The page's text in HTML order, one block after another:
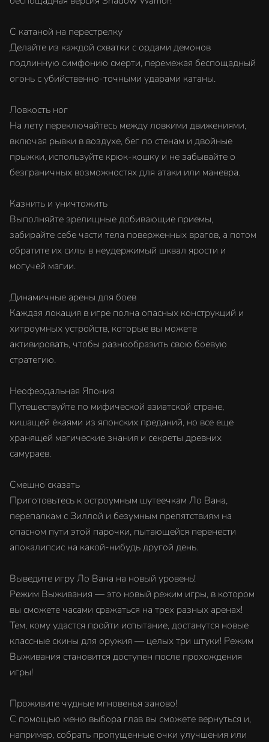
С катаной на перестрелку
Делайте из каждой схватки с ордами демонов
подлинную симфонию смерти, перемежая беспощадный
огонь с убийственно-точными ударами катаны.
Ловкость ног
На лету переключайтесь между ловкими движениями,
включая рывки в воздухе, бег по стенам и двойные
прыжки, используйте крюк-кошку и не забывайте о
безграничных возможностях для атаки или маневра.
Казнить и уничтожить
Выполняйте зрелищные добивающие приемы,
забирайте себе части тела поверженных врагов, а потом
обратите их силы в неудержимый шквал ярости и
могучей магии.
Динамичные арены для боев
Каждая локация в игре полна опасных конструкций и
хитроумных устройств, которые вы можете
активировать, чтобы разнообразить свою боевую
стратегию.
Неофеодальная Япония
Путешествуйте по мифической азиатской стране,
кишащей ёкаями из японских преданий, но все еще
хранящей магические знания и секреты древних
самураев.
Смешно сказать
Приготовьтесь к остроумным шутеечкам Ло Вана,
перепалкам с Зиллой и безумным препятствиям на
опасном пути этой парочки, пытающейся перенести
апокалипсис на какой-нибудь другой день.
Выведите игру Ло Вана на новый уровень!
Режим Выживания — это новый режим игры, в котором
вы сможете часами сражаться на трех разных аренах!
Тем, кому удастся пройти испытание, достанутся новые
классные скины для оружия — целых три штуки! Режим
Выживания становится доступен после прохождения
игры!
Проживите чудные мгновенья заново!
С помощью меню выбора глав вы сможете вернуться и,
например, собрать пропущенные очки улучшения или